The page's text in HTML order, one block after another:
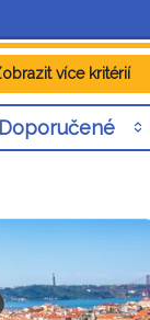
více kritérií
Doporučené